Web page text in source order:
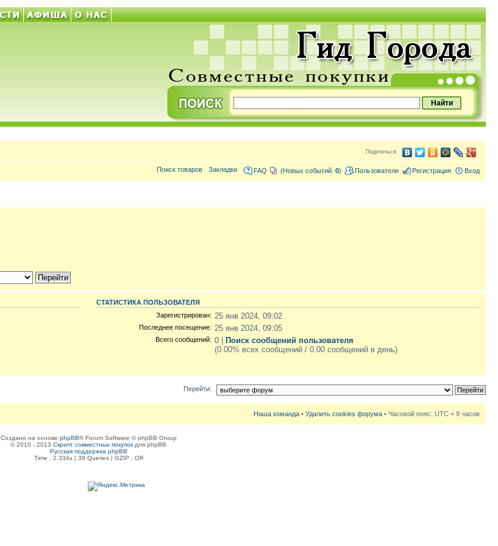
Поделиться
FAQ (Новых событий: 0) Пользователи Регистрация Вход
Поиск товаров Закладки
СТАТИСТИКА ПОЛЬЗОВАТЕЛЯ
Зарегистрирован: 25 янв 2024, 09:02
Последнее посещение: 25 янв 2024, 09:05
Всего сообщений: 0 | Поиск сообщений пользователя
(0.00% всех сообщений / 0.00 сообщений в день)
Перейти:
Наша команда • Удалить cookies форума • Часовой пояс: UTC + 9 часов
Создано на основе phpBB® Forum Software © phpBB Group
© 2010 - 2013 Скрипт совместных покупок для phpBB
Русская поддержка phpBB
Time : 2.334s | 38 Queries | GZIP : Off